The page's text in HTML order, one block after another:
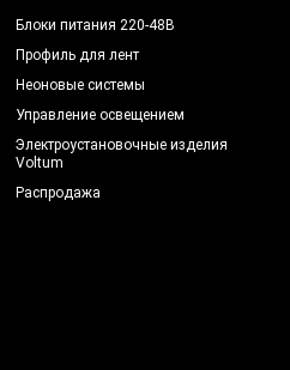
Блоки питания 220-48В
Профиль для лент
Неоновые системы
Управление освещением
Электроустановочные изделия
Voltum
Распродажа